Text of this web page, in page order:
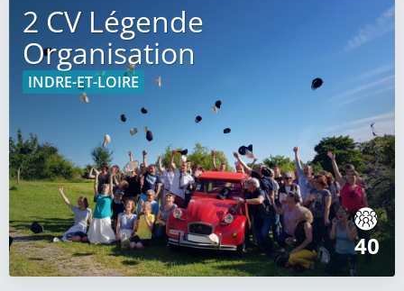
2 CV Légende
Organisation
INDRE-ET-LOIRE
40